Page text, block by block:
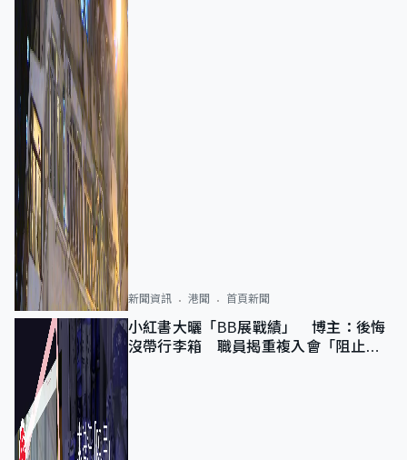
新聞資訊 港聞 首頁新聞
小紅書大曬「BB展戰績」 博主：後悔
沒帶行李箱 職員揭重複入會「阻止唔